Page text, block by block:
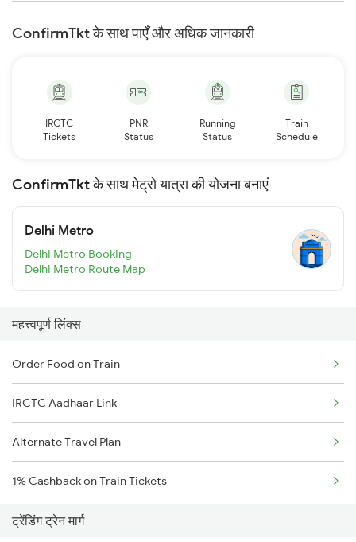
ConfirmTkt के साथ पाएँ और अधिक जानकारी
IRCTC
Tickets
PNR
Status
Running
Status
Train
Schedule
ConfirmTkt के साथ मेट्रो यात्रा की योजना बनाएं
Delhi Metro
Delhi Metro Booking
Delhi Metro Route Map
महत्त्वपूर्ण लिंक्स
Order Food on Train
IRCTC Aadhaar Link
Alternate Travel Plan
1% Cashback on Train Tickets
ट्रेंडिंग ट्रेन मार्ग